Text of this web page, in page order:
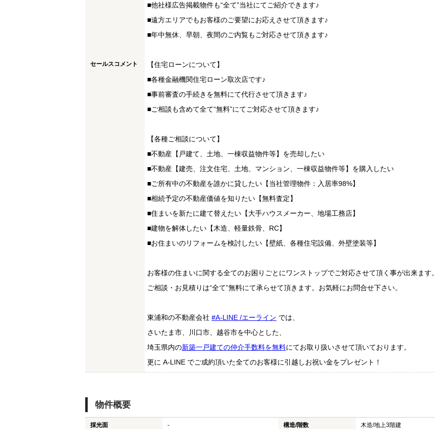
セールスコメント
■他社様広告掲載物件も“全て”当社にてご紹介できます♪
■遠方エリアでもお客様のご要望にお応えさせて頂きます♪
■年中無休、早朝、夜間のご内覧もご対応させて頂きます♪
【住宅ローンについて】
■各種金融機関住宅ローン取次店です♪
■事前審査の手続きを無料にて代行させて頂きます♪
■ご相談も含めて全て“無料”にてご対応させて頂きます♪
【各種ご相談について】
■不動産【戸建て、土地、一棟収益物件等】を売却したい
■不動産【建売、注文住宅、土地、マンション、一棟収益物件等】を購入したい
■ご所有中の不動産を誰かに貸したい【当社管理物件：入居率98%】
■相続予定の不動産価値を知りたい【無料査定】
■住まいを新たに建て替えたい【大手ハウスメーカー、地場工務店】
■建物を解体したい【木造、軽量鉄骨、RC】
■お住まいのリフォームを検討したい【壁紙、各種住宅設備、外壁塗装等】
お客様の住まいに関する全てのお困りごとにワンストップでご対応させて頂く事が出来ます。
ご相談・お見積りは“全て”無料にて承らせて頂きます。お気軽にお問合せ下さい。
東浦和の不動産会社 #A-LINE /エーライン では、
さいたま市、川口市、越谷市を中心とした、
埼玉県内の新築一戸建ての仲介手数料を無料にてお取り扱いさせて頂いております。
更に A-LINE でご成約頂いた全てのお客様に引越しお祝い金をプレゼント！
物件概要
採光面 - 構造/階数 木造/地上3階建